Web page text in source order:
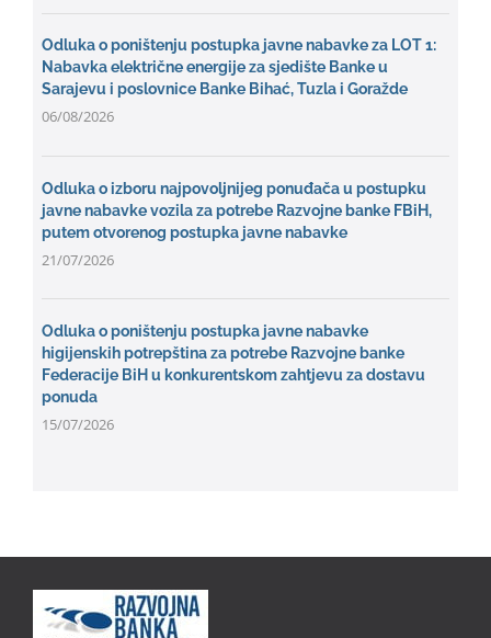
Odluka o poništenju postupka javne nabavke za LOT 1:
Nabavka električne energije za sjedište Banke u
Sarajevu i poslovnice Banke Bihać, Tuzla i Goražde
06/08/2026
Odluka o izboru najpovoljnijeg ponuđača u postupku
javne nabavke vozila za potrebe Razvojne banke FBiH,
putem otvorenog postupka javne nabavke
21/07/2026
Odluka o poništenju postupka javne nabavke
higijenskih potrepština za potrebe Razvojne banke
Federacije BiH u konkurentskom zahtjevu za dostavu
ponuda
15/07/2026